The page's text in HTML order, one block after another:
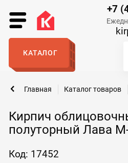
+7
КАТАЛОГ
Кирпич
полуторный Лава
Главная Каталог товаров
Код: 17452